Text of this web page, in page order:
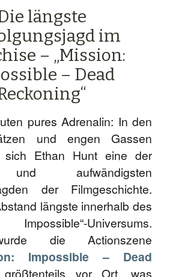
längste
im
– „Mission:
– Dead
pures Adrenalin: In den
und engen Gassen
sich Ethan Hunt eine der
aufwändigsten
der Filmgeschichte.
längste innerhalb des
Universums.
die Actionszene
Impossible – Dead
vor Ort, was